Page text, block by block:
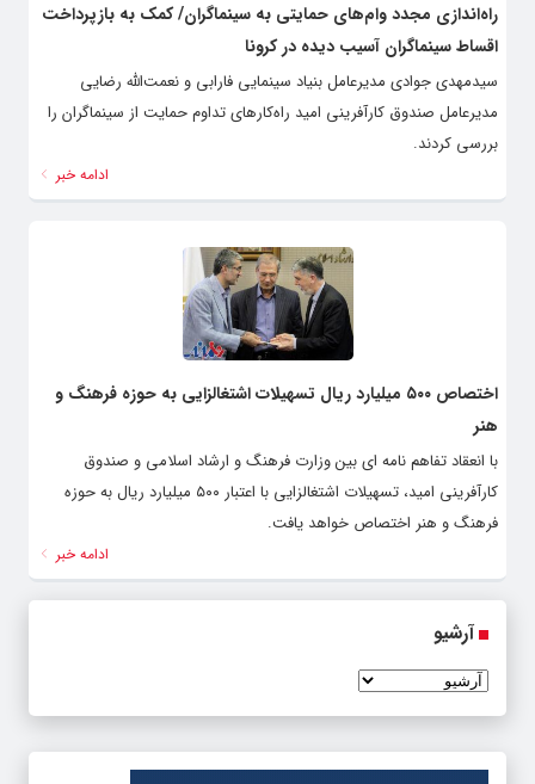
راه‌اندازی مجدد وام‌های حمایتی به سینماگران/ کمک به بازپرداخت
اقساط سینماگران آسیب دیده در کرونا
سیدمهدی جوادی مدیرعامل بنیاد سینمایی فارابی و نعمت‌الله رضایی
مدیرعامل صندوق کارآفرینی امید راه‌کارهای تداوم حمایت از سینماگران را
بررسی کردند.
ادامه خبر
اختصاص ۵۰۰ میلیارد ریال تسهیلات اشتغالزایی به حوزه فرهنگ و
هنر
با انعقاد تفاهم نامه ای بین وزارت فرهنگ و ارشاد اسلامی و صندوق
کارآفرینی امید، تسهیلات اشتغالزایی با اعتبار ۵۰۰ میلیارد ریال به حوزه
فرهنگ و هنر اختصاص خواهد یافت.
ادامه خبر
آرشیو